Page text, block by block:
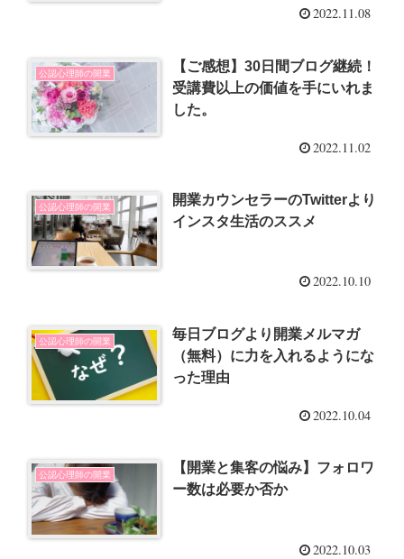
2022.11.08
公認心理師の開業
【ご感想】30日間ブログ継続！
受講費以上の価値を手にいれま
した。
2022.11.02
公認心理師の開業
開業カウンセラーのTwitterより
インスタ生活のススメ
2022.10.10
公認心理師の開業
毎日ブログより開業メルマガ
（無料）に力を入れるようにな
った理由
2022.10.04
公認心理師の開業
【開業と集客の悩み】フォロワ
ー数は必要か否か
2022.10.03